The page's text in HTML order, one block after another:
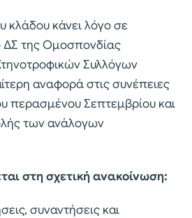
κλάδου κάνει λόγο σε
ΔΣ της Ομοσπονδίας
Συλλόγων
αναφορά στις συνέπειες
περασμένου Σεπτεμβρίου και
των ανάλογων
στη σχετική ανακοίνωση:
συναντήσεις και